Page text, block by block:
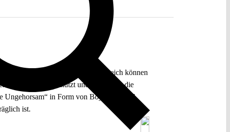
einer Partei. In diesem Bereich können
zu entsenden, schützt und unterstützt die
Ungehorsam“ in Form von Boykotten und
ist.